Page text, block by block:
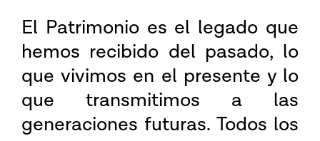
El Patrimonio es el legado que
hemos recibido del pasado, lo
que vivimos en el presente y lo
que transmitimos a las
generaciones futuras. Todos los